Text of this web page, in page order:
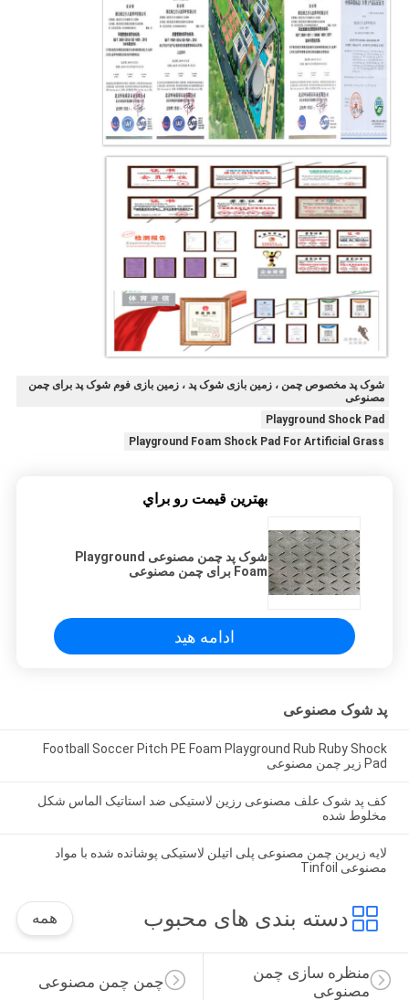
شوک پد مخصوص چمن ، زمین بازی شوک پد ، زمین بازی فوم شوک پد برای چمن
مصنوعی
Playground Shock Pad
Playground Foam Shock Pad For Artificial Grass
بهترين قيمت رو براي
شوک پد چمن مصنوعی Playground
Foam برای چمن مصنوعی
ادامه هید
پد شوک مصنوعی
Football Soccer Pitch PE Foam Playground Rub Ruby Shock
Pad زیر چمن مصنوعی
کف پد شوک علف مصنوعی رزین لاستیکی ضد استاتیک الماس شکل
مخلوط شده
لایه زیرین چمن مصنوعی پلی اتیلن لاستیکی پوشانده شده با مواد
مصنوعی Tinfoil
دسته بندی های محبوب همه
چمن چمن مصنوعی
منظره سازی چمن
مصنوعی